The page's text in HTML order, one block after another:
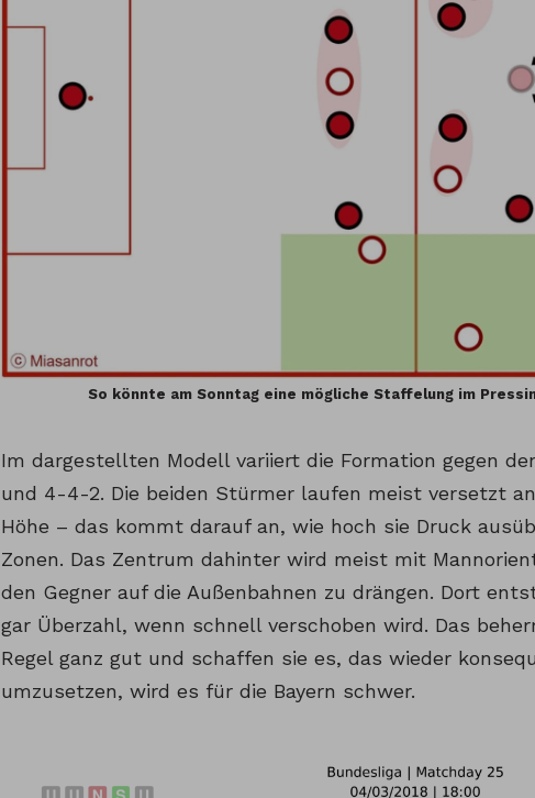
So könnte am Sonntag eine mögliche Staffelung im
Im dargestellten Modell variiert die Formation gegen
und 4-4-2. Die beiden Stürmer laufen meist versetzt
Höhe – das kommt darauf an, wie hoch sie Druck
Zonen. Das Zentrum dahinter wird meist mit
den Gegner auf die Außenbahnen zu drängen. Dort
gar Überzahl, wenn schnell verschoben wird. Das
Regel ganz gut und schaffen sie es, das wieder
umzusetzen, wird es für die Bayern schwer.